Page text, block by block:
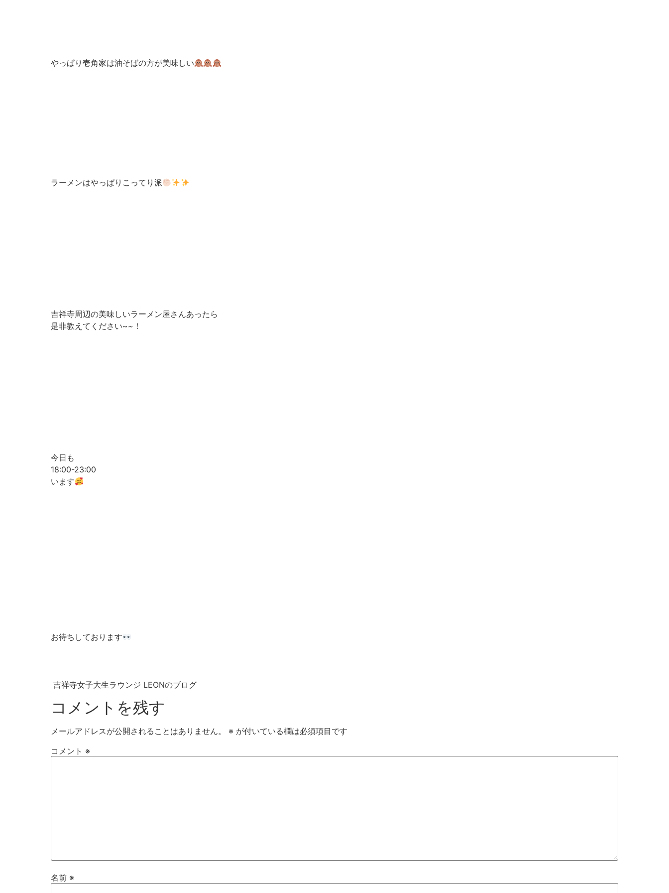
やっぱり壱角家は油そばの方が美味しい
ラーメンはやっぱりこってり派
吉祥寺周辺の美味しいラーメン屋さんあったら
是非教えてください~~！
今日も
18:00-23:00
います
お待ちしております
吉祥寺女子大生ラウンジ LEONのブログ
コメントを残す
メールアドレスが公開されることはありません。 ※ が付いている欄は必須項目です
コメント ※
名前 ※